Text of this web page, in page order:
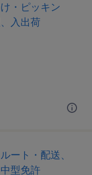
・ピッキン
入出荷
ート・配送、
型免許